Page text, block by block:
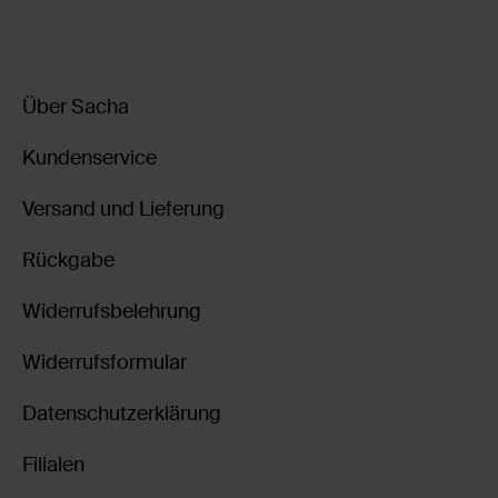
Über Sacha
Kundenservice
Versand und Lieferung
Rückgabe
Widerrufsbelehrung
Widerrufsformular
Datenschutzerklärung
Filialen